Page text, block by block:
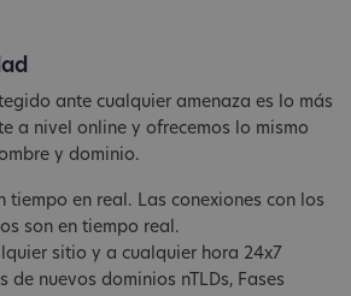
ante cualquier amenaza es lo más
a nivel online y ofrecemos lo mismo
y dominio.
tiempo en real. Las conexiones con los
son en tiempo real.
sitio y a cualquier hora 24x7
de nuevos dominios nTLDs, Fases